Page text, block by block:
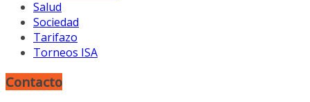
Salud
Sociedad
Tarifazo
Torneos ISA
Contacto